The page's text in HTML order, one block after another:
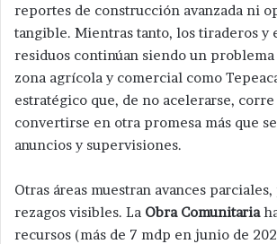
reportes de construcción avanzada ni
tangible. Mientras tanto, los tiraderos y
residuos continúan siendo un
zona agrícola y comercial como
estratégico que, de no acelerarse,
convertirse en otra promesa más que
anuncios y supervisiones.
Otras áreas muestran avances
rezagos visibles. La Obra Comunitaria
recursos (más de 7 mdp en junio de